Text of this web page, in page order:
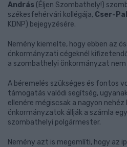
András (Éljen Szombathely!)
székesfehérvári kollégája, Cser-
KDNP) bejegyzésére.
Nemény kiemelte, hogy ebben az
önkormányzati cégeknél
a szombathelyi önkormányzat
A béremelés szükséges és fontos
támogatás valódi segítség,
ellenére mégiscsak a nagyon
önkormányzatok állják a számla
szombathelyi polgármester.
Nemény azt is megemlíti, hogy az